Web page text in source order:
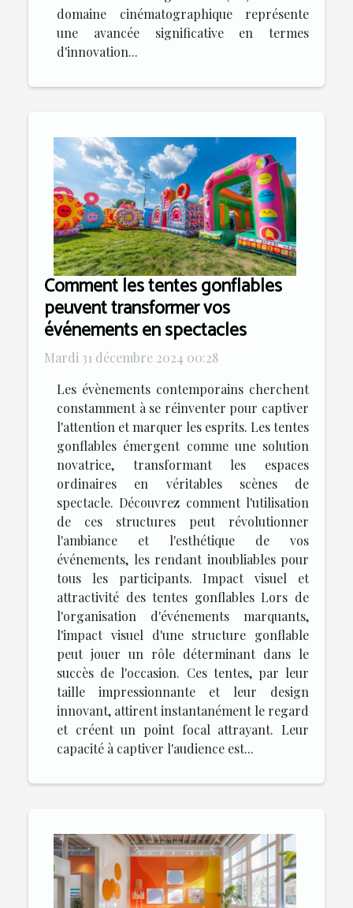
domaine cinématographique représente
une avancée significative en termes
d'innovation...
Comment les tentes gonflables
peuvent transformer vos
événements en spectacles
Mardi 31 décembre 2024 00:28
Les évènements contemporains cherchent
constamment à se réinventer pour captiver
l'attention et marquer les esprits. Les tentes
gonflables émergent comme une solution
novatrice, transformant les espaces
ordinaires en véritables scènes de
spectacle. Découvrez comment l'utilisation
de ces structures peut révolutionner
l'ambiance et l'esthétique de vos
événements, les rendant inoubliables pour
tous les participants. Impact visuel et
attractivité des tentes gonflables Lors de
l'organisation d'événements marquants,
l'impact visuel d'une structure gonflable
peut jouer un rôle déterminant dans le
succès de l'occasion. Ces tentes, par leur
taille impressionnante et leur design
innovant, attirent instantanément le regard
et créent un point focal attrayant. Leur
capacité à captiver l'audience est...